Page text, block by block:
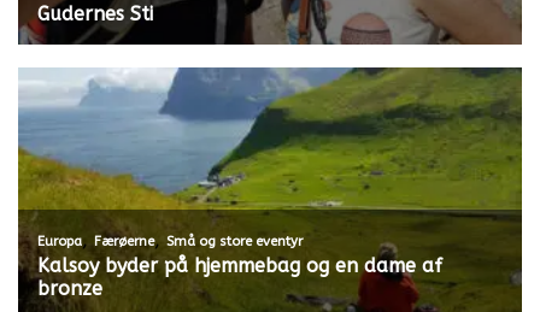
Gudernes Sti
Europa, Færøerne, Små og store eventyr
Kalsoy byder på hjemmebag og en dame af
bronze